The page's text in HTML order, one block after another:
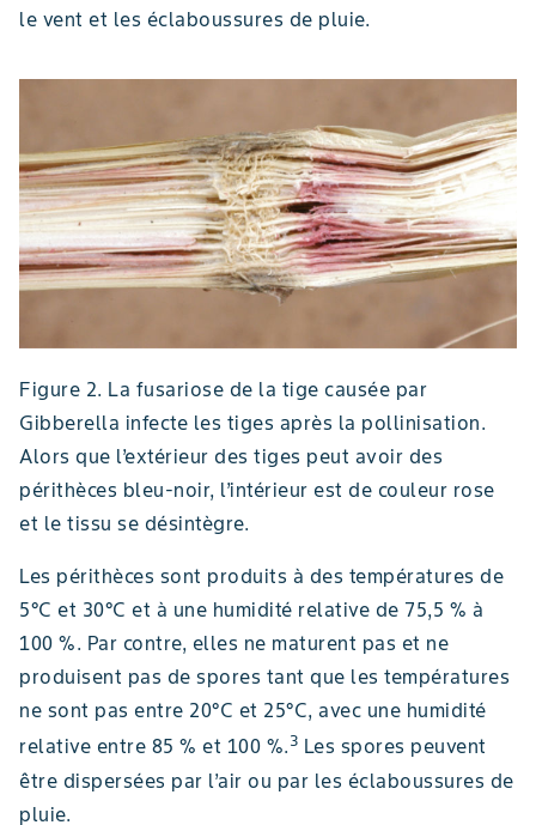
le vent et les éclaboussures de pluie.
Figure 2. La fusariose de la tige causée par
Gibberella infecte les tiges après la pollinisation.
Alors que l’extérieur des tiges peut avoir des
périthèces bleu-noir, l’intérieur est de couleur rose
et le tissu se désintègre.
Les périthèces sont produits à des températures de
5°C et 30°C et à une humidité relative de 75,5 % à
100 %. Par contre, elles ne maturent pas et ne
produisent pas de spores tant que les températures
ne sont pas entre 20°C et 25°C, avec une humidité
relative entre 85 % et 100 %.3 Les spores peuvent
être dispersées par l’air ou par les éclaboussures de
pluie.